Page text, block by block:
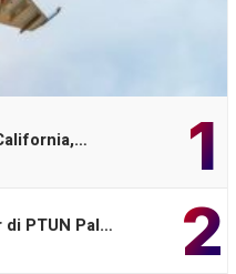
1
2
PTUN Pal…